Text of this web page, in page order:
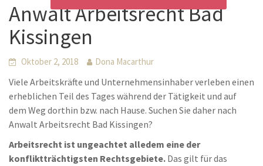
Anwalt Arbeitsrecht Bad
Kissingen
Oktober 2, 2018 Dona Macarthur
Viele Arbeitskräfte und Unternehmensinhaber verleben einen
erheblichen Teil des Tages während der Tätigkeit und auf
dem Weg dorthin bzw. nach Hause. Suchen Sie daher nach
Anwalt Arbeitsrecht Bad Kissingen?
Arbeitsrecht ist ungeachtet alledem eine der
konfliktträchtigsten Rechtsgebiete. Das gilt für das